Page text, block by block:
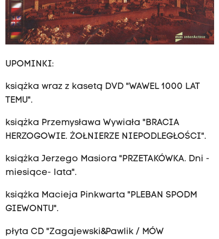
UPOMINKI:
książka wraz z kasetą DVD "WAWEL 1000 LAT
TEMU".
książka Przemysława Wywiała "BRACIA
HERZOGOWIE. ŻOŁNIERZE NIEPODLEGŁOŚCI".
książka Jerzego Masiora "PRZETAKÓWKA. Dni -
miesiące- lata".
książka Macieja Pinkwarta "PLEBAN SPODM
GIEWONTU".
płyta CD "Zagajewski&Pawlik / MÓW